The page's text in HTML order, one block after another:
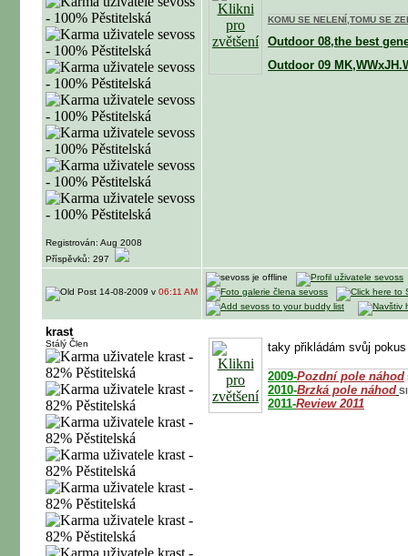
Registrován: Aug 2008
Příspěvků: 297
KOMU SE NELENÍ,TOMU SE
Outdoor 08,the best
Outdoor 09
14-08-2009 v 06:11 AM
krast
Stálý Člen taky přikládám svůj
2009-Pozdní pole náhod
2010-Brzká pole náhod
2011-Review 2011